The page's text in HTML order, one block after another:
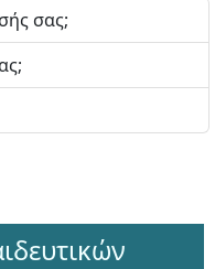
σας;